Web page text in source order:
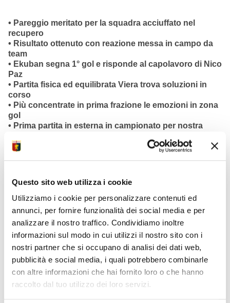
Questo sito web utilizza i cookie
Utilizziamo i cookie per personalizzare contenuti ed
annunci, per fornire funzionalità dei social media e per
analizzare il nostro traffico. Condividiamo inoltre
informazioni sul modo in cui utilizzi il nostro sito con i
nostri partner che si occupano di analisi dei dati web,
pubblicità e social media, i quali potrebbero combinarle
con altre informazioni che hai fornito loro o che hanno
raccolto dal tuo utilizzo dei loro servizi.
• Pareggio meritato per la squadra acciuffato nel
recupero
• Risultato ottenuto con reazione messa in campo da
team
• Ekuban segna 1° gol e risponde al capolavoro di Nico
Paz
• Partita fisica ed equilibrata Viera trova soluzioni in
corso
• Più concentrate in prima frazione le emozioni in zona
gol
• Prima partita in esterna in campionato per nostra
• Presenti vertici dirigenziali club e presidente Lega
• Oltre un migliaio tifosi genoani sugli spalti stadio
Sinigaglia
• Cordoglio scomparsa sciatore genovese Matteo
Franzoso